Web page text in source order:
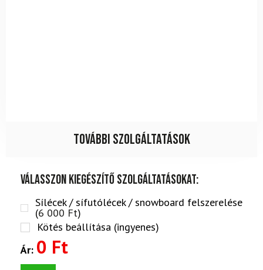
További szolgáltatások
Válasszon kiegészítő szolgáltatásokat:
Sílécek / sífutólécek / snowboard felszerelése
(6 000 Ft)
Kötés beállítása (ingyenes)
Ár: 0 Ft